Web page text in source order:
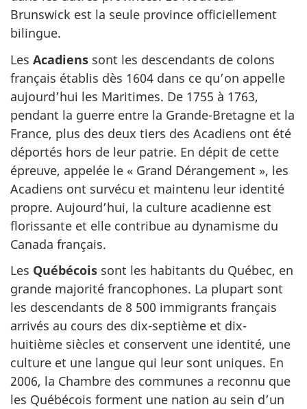
Brunswick est la seule province officiellement
bilingue.
Les Acadiens sont les descendants de colons
français établis dès 1604 dans ce qu’on appelle
aujourd’hui les Maritimes. De 1755 à 1763,
pendant la guerre entre la Grande-Bretagne et la
France, plus des deux tiers des Acadiens ont été
déportés hors de leur patrie. En dépit de cette
épreuve, appelée le « Grand Dérangement », les
Acadiens ont survécu et maintenu leur identité
propre. Aujourd’hui, la culture acadienne est
florissante et elle contribue au dynamisme du
Canada français.
Les Québécois sont les habitants du Québec, en
grande majorité francophones. La plupart sont
les descendants de 8 500 immigrants français
arrivés au cours des dix-septième et dix-
huitième siècles et conservent une identité, une
culture et une langue qui leur sont uniques. En
2006, la Chambre des communes a reconnu que
les Québécois forment une nation au sein d’un